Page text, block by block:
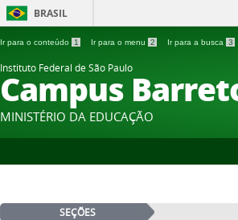
BRASIL
Ir para o conteúdo 1 Ir para o menu 2 Ir para a busca 3
Instituto Federal de São Paulo
Campus
MINISTÉRIO DA EDUCAÇÃO
SEÇÕES